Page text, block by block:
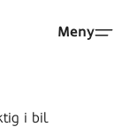
Meny
i bil